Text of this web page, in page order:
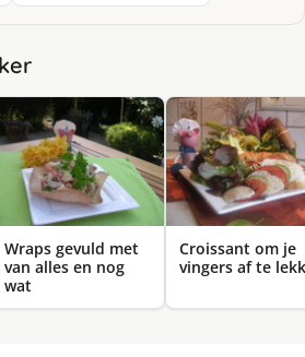
Wraps gevuld met
van alles en nog
wat
Croissant om je
vingers af te